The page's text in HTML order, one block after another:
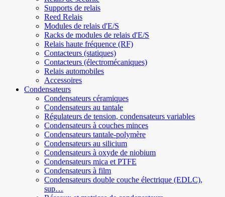
Supports de relais
Reed Relais
Modules de relais d'E/S
Racks de modules de relais d'E/S
Relais haute fréquence (RF)
Contacteurs (statiques)
Contacteurs (électromécaniques)
Relais automobiles
Accessoires
Condensateurs
Condensateurs céramiques
Condensateurs au tantale
Régulateurs de tension, condensateurs variables
Condensateurs à couches minces
Condensateurs tantale-polymère
Condensateurs au silicium
Condensateurs à oxyde de niobium
Condensateurs mica et PTFE
Condensateurs à film
Condensateurs double couche électrique (EDLC),
sup…